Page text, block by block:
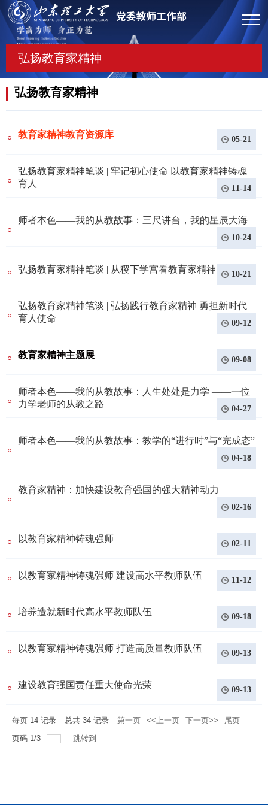
弘扬教育家精神
弘扬教育家精神
教育家精神教育资源库 05-21
弘扬教育家精神笔谈 | 牢记初心使命 以教育家精神铸魂
育人
11-14
师者本色——我的从教故事：三尺讲台，我的星辰大海
10-24
弘扬教育家精神笔谈 | 从稷下学宫看教育家精神 10-21
弘扬教育家精神笔谈 | 弘扬践行教育家精神 勇担新时代
育人使命
09-12
教育家精神主题展 09-08
师者本色——我的从教故事：人生处处是力学 ——一位
力学老师的从教之路
04-27
师者本色——我的从教故事：教学的“进行时”与“完成态”
04-18
教育家精神：加快建设教育强国的强大精神动力
02-16
以教育家精神铸魂强师 02-11
以教育家精神铸魂强师 建设高水平教师队伍 11-12
培养造就新时代高水平教师队伍 09-18
以教育家精神铸魂强师 打造高质量教师队伍 09-13
建设教育强国责任重大使命光荣 09-13
每页 14 记录 总共 34 记录 第一页 <<上一页 下一页>>
尾页
页码 1/3 跳转到